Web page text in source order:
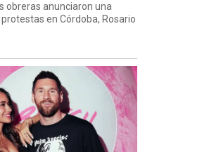
obreras anunciaron una
en Córdoba, Rosario